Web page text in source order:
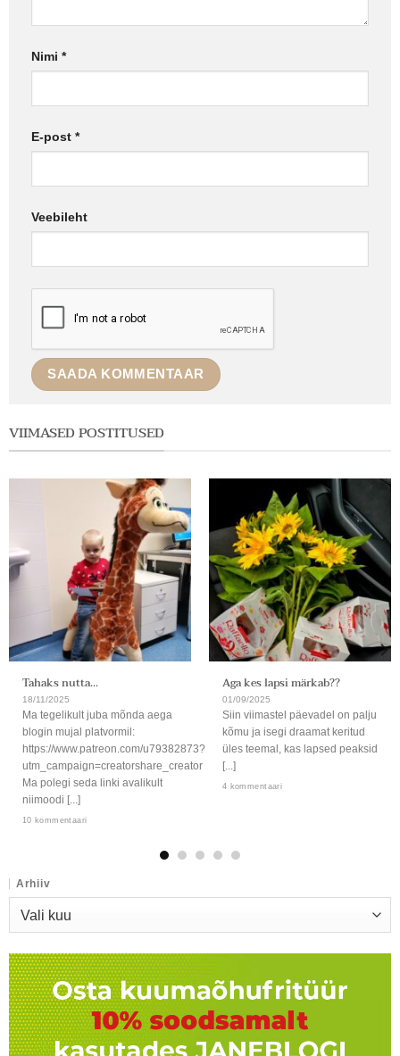
Nimi *
E-post *
Veebileht
VIIMASED POSTITUSED
Tahaks nutta…
18/11/2025
Ma tegelikult juba mõnda aega
blogin mujal platvormil:
https://www.patreon.com/u79382873?
utm_campaign=creatorshare_creator
Ma polegi seda linki avalikult
niimoodi [...]
10 kommentaari
Aga kes lapsi märkab??
01/09/2025
Siin viimastel päevadel on palju
kõmu ja isegi draamat keritud
üles teemal, kas lapsed peaksid
[...]
4 kommentaari
Arhiiv
Arhiiv